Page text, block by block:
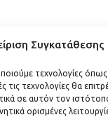
τεχνολογίες
τεχνολογίες θα
σε αυτόν τον
ορισμένες